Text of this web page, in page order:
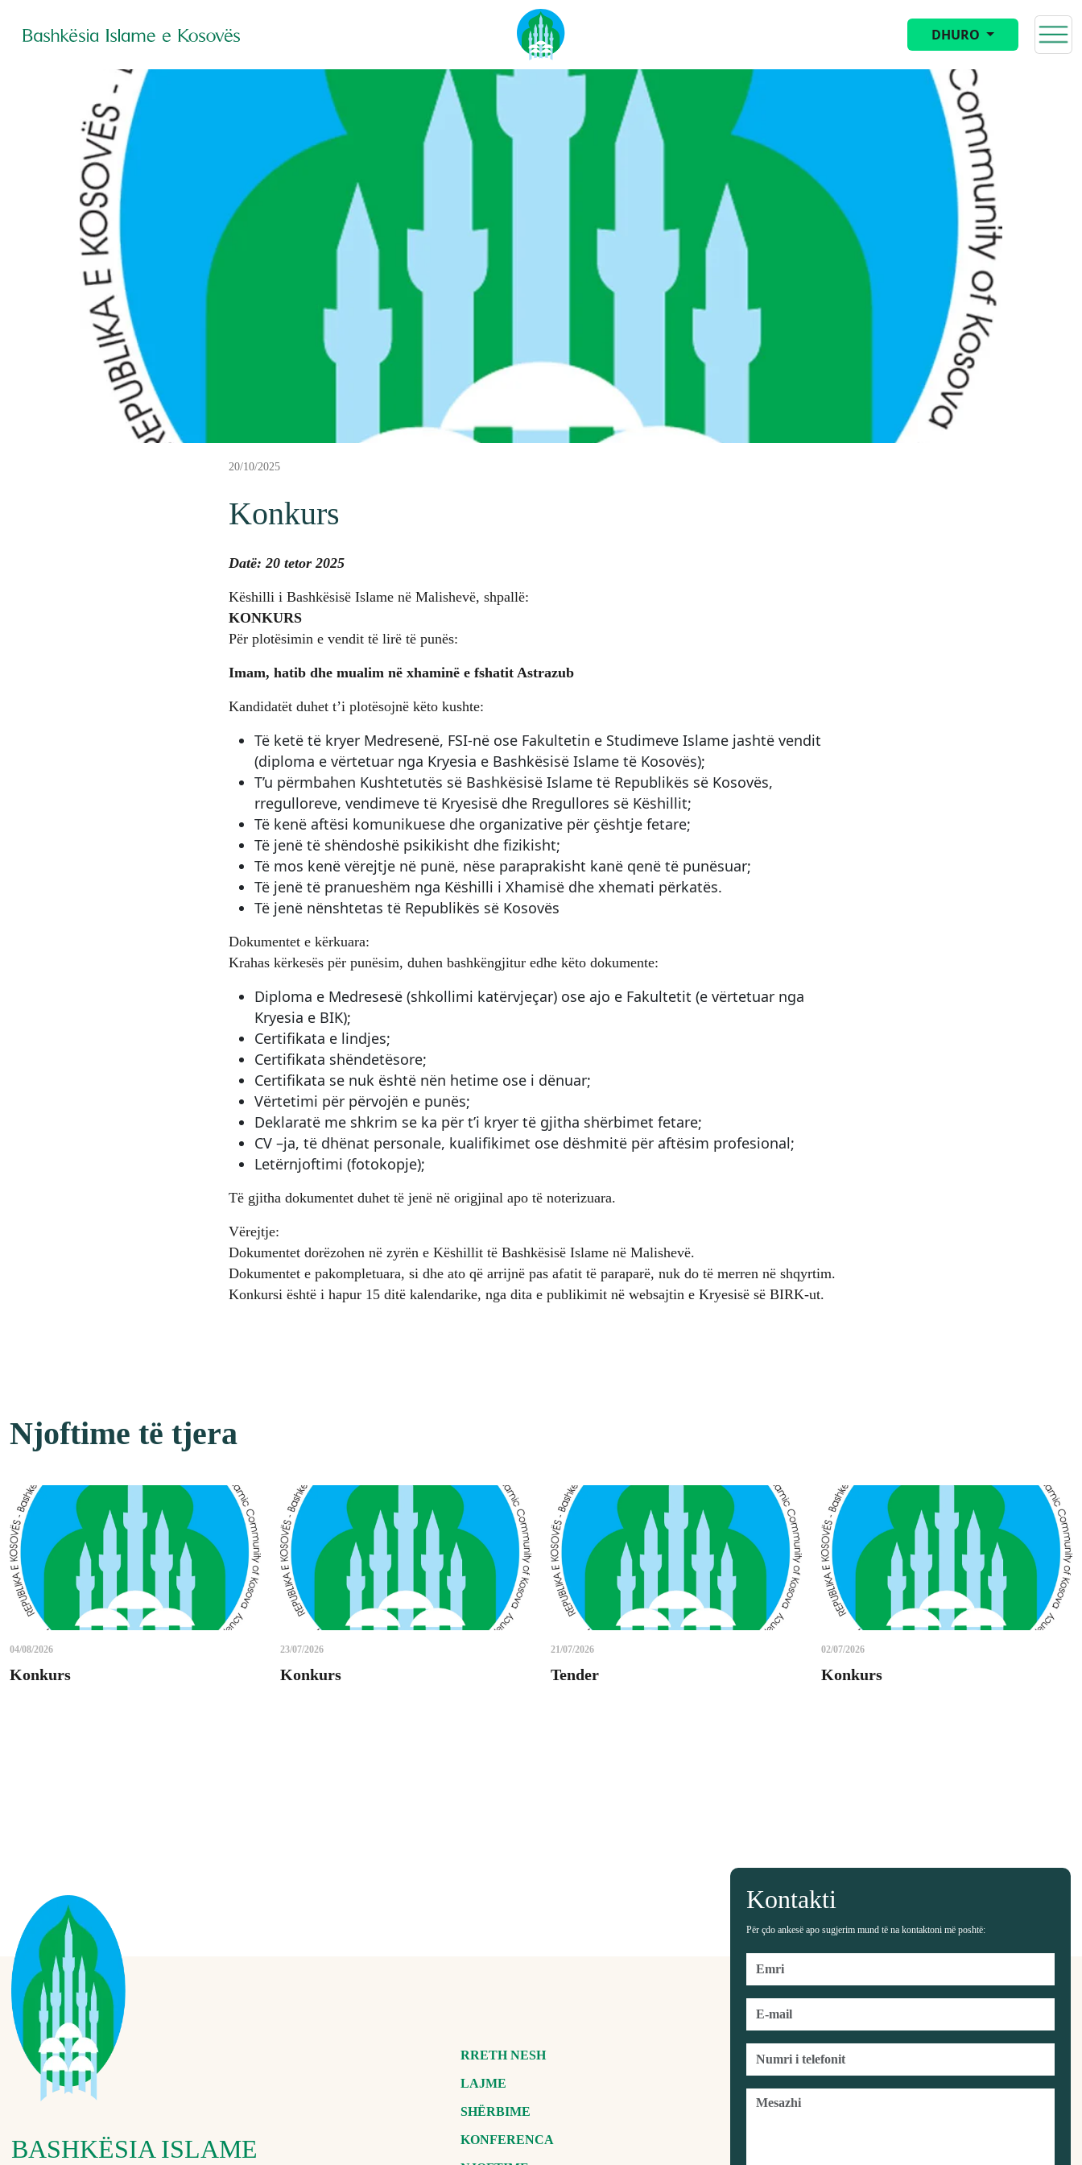
DHURO
20/10/2025
Konkurs
Datë: 20 tetor 2025
Këshilli i Bashkësisë Islame në Malishevë, shpallë:
KONKURS
Për plotësimin e vendit të lirë të punës:
Imam, hatib dhe mualim në xhaminë e fshatit Astrazub
Kandidatët duhet t’i plotësojnë këto kushte:
Të ketë të kryer Medresenë, FSI-në ose Fakultetin e Studimeve Islame jashtë vendit
(diploma e vërtetuar nga Kryesia e Bashkësisë Islame të Kosovës);
T’u përmbahen Kushtetutës së Bashkësisë Islame të Republikës së Kosovës,
rregulloreve, vendimeve të Kryesisë dhe Rregullores së Këshillit;
Të kenë aftësi komunikuese dhe organizative për çështje fetare;
Të jenë të shëndoshë psikikisht dhe fizikisht;
Të mos kenë vërejtje në punë, nëse paraprakisht kanë qenë të punësuar;
Të jenë të pranueshëm nga Këshilli i Xhamisë dhe xhemati përkatës.
Të jenë nënshtetas të Republikës së Kosovës
Dokumentet e kërkuara:
Krahas kërkesës për punësim, duhen bashkëngjitur edhe këto dokumente:
Diploma e Medresesë (shkollimi katërvjeçar) ose ajo e Fakultetit (e vërtetuar nga
Kryesia e BIK);
Certifikata e lindjes;
Certifikata shëndetësore;
Certifikata se nuk është nën hetime ose i dënuar;
Vërtetimi për përvojën e punës;
Deklaratë me shkrim se ka për t’i kryer të gjitha shërbimet fetare;
CV –ja, të dhënat personale, kualifikimet ose dëshmitë për aftësim profesional;
Letërnjoftimi (fotokopje);
Të gjitha dokumentet duhet të jenë në origjinal apo të noterizuara.
Vërejtje:
Dokumentet dorëzohen në zyrën e Këshillit të Bashkësisë Islame në Malishevë.
Dokumentet e pakompletuara, si dhe ato që arrijnë pas afatit të paraparë, nuk do të merren në shqyrtim.
Konkursi është i hapur 15 ditë kalendarike, nga dita e publikimit në websajtin e Kryesisë së BIRK-ut.
Njoftime të tjera
04/08/2026
Konkurs
23/07/2026
Konkurs
21/07/2026
Tender
02/07/2026
Konkurs
BASHKËSIA ISLAME
RRETH NESH
LAJME
SHËRBIME
KONFERENCA
Kontakti
Për çdo ankesë apo sugjerim mund të na kontaktoni më poshtë: